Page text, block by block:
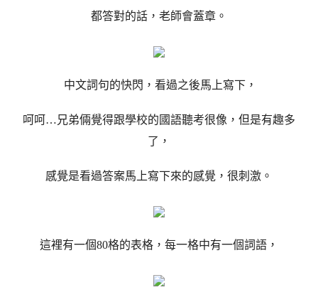
都答對的話，老師會蓋章。
中文詞句的快閃，看過之後馬上寫下，
呵呵…兄弟倆覺得跟學校的國語聽考很像，但是有趣多
了，
感覺是看過答案馬上寫下來的感覺，很刺激。
這裡有一個80格的表格，每一格中有一個詞語，